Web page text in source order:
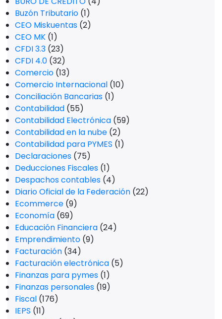
Buzón Tributario (1)
CEO Miskuentas (2)
CEO MK (1)
CFDI 3.3 (23)
CFDI 4.0 (32)
Comercio (13)
Comercio Internacional (10)
Conciliación Bancarias (1)
Contabilidad (55)
Contabilidad Electrónica (59)
Contabilidad en la nube (2)
Contabilidad para PYMES (1)
Declaraciones (75)
Deducciones Fiscales (1)
Despachos contables (4)
Diario Oficial de la Federación (22)
Ecommerce (9)
Economía (69)
Educación Financiera (24)
Emprendimiento (9)
Facturación (34)
Facturación electrónica (5)
Finanzas para pymes (1)
Finanzas personales (19)
Fiscal (176)
IEPS (11)